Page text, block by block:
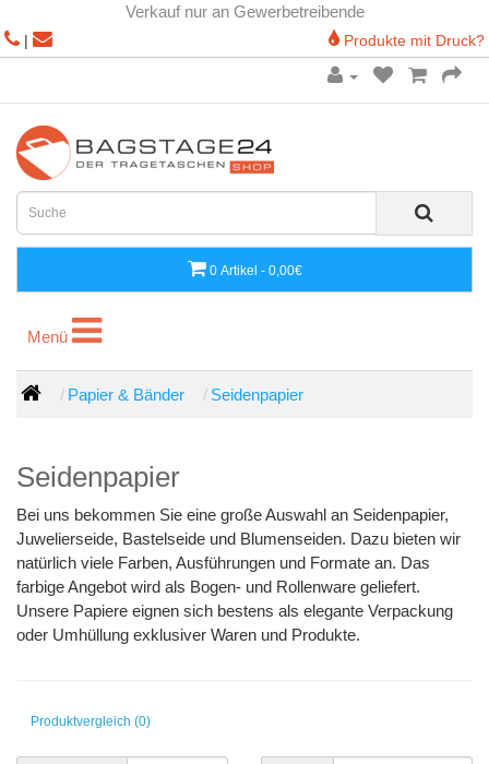
Verkauf nur an Gewerbetreibende
| Produkte mit Druck?
0 Artikel - 0,00€
Menü
Menü
Papier & Bänder Seidenpapier
Seidenpapier
Bei uns bekommen Sie eine große Auswahl an Seidenpapier,
Juwelierseide, Bastelseide und Blumenseiden. Dazu bieten wir
natürlich viele Farben, Ausführungen und Formate an. Das
farbige Angebot wird als Bogen- und Rollenware geliefert.
Unsere Papiere eignen sich bestens als elegante Verpackung
oder Umhüllung exklusiver Waren und Produkte.
Produktvergleich (0)